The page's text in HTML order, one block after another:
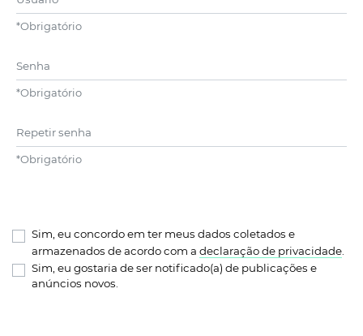
*Obrigatório
Senha
*Obrigatório
Repetir senha
*Obrigatório
Sim, eu concordo em ter meus dados coletados e
armazenados de acordo com a declaração de privacidade
Sim, eu gostaria de ser notificado(a) de publicações e
anúncios novos.